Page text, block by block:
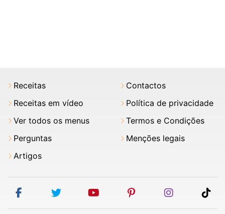
Receitas
Receitas em vídeo
Ver todos os menus
Perguntas
Artigos
Contactos
Política de privacidade
Termos e Condições
Menções legais
facebooktwitter youtubepinterestinstagram